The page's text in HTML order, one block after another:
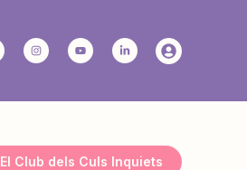
El Club dels Culs Inquiets